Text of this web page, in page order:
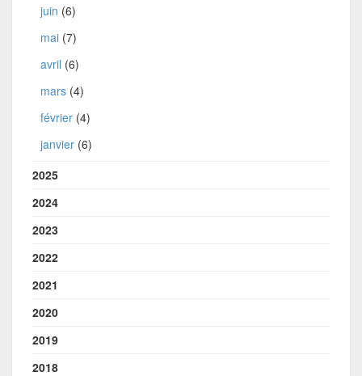
juin (6)
mai (7)
avril (6)
mars (4)
février (4)
janvier (6)
2025
2024
2023
2022
2021
2020
2019
2018